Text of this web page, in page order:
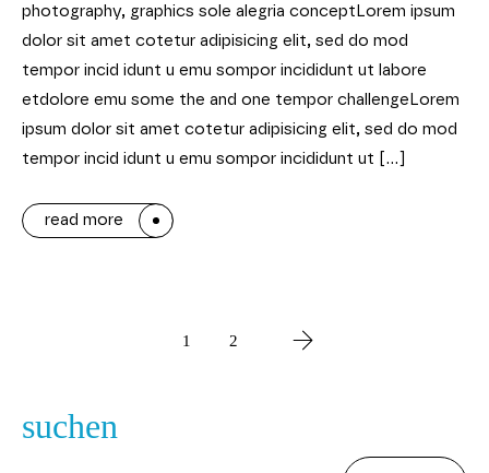
photography, graphics sole alegria conceptLorem ipsum
dolor sit amet cotetur adipisicing elit, sed do mod
tempor incid idunt u emu sompor incididunt ut labore
etdolore emu some the and one tempor challengeLorem
ipsum dolor sit amet cotetur adipisicing elit, sed do mod
tempor incid idunt u emu sompor incididunt ut […]
read more
1 2
suchen